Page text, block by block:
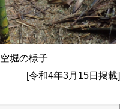
空堀の様子
[令和4年3月15日掲載]